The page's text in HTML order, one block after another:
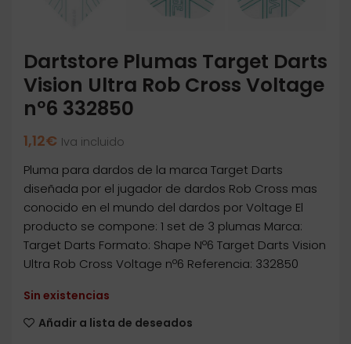
Dartstore Plumas Target Darts
Vision Ultra Rob Cross Voltage
nº6 332850
1,12€ Iva incluido
Pluma para dardos de la marca Target Darts
diseñada por el jugador de dardos Rob Cross mas
conocido en el mundo del dardos por Voltage El
producto se compone: 1 set de 3 plumas Marca:
Target Darts Formato: Shape Nº6 Target Darts Vision
Ultra Rob Cross Voltage nº6 Referencia: 332850
Sin existencias
Añadir a lista de deseados